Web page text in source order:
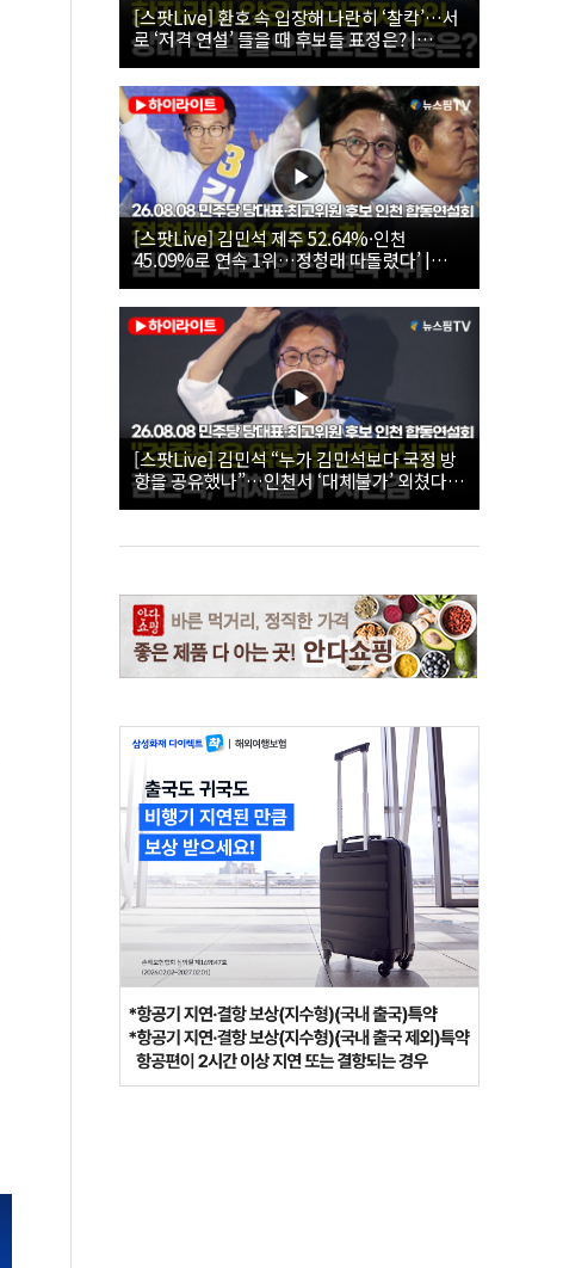
[스팟Live] 환호 속 입장해 나란히 ‘찰칵’…서
로 ‘저격 연설’ 들을 때 후보들 표정은? |
26.08.08 더불어민주당 당대표·최고위원 후
보 인천 합동연설회
[스팟Live] 김민석 제주 52.64%·인천
45.09%로 연속 1위…정청래 따돌렸다’ |
26.08.08 더불어민주당 당대표·최고위원 후
보 인천 합동연설회
[스팟Live] 김민석 “누가 김민석보다 국정 방
향을 공유했나”…인천서 ‘대체불가’ 외쳤다 |
26.08.08 더불어민주당 당대표·최고위원 후